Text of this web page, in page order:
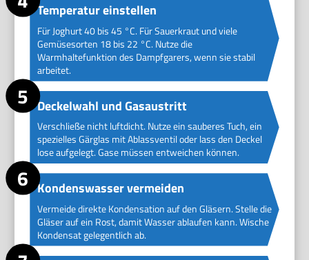
Temperatur einstellen
Für Joghurt 40 bis 45 °C. Für Sauerkraut und viele
Gemüsesorten 18 bis 22 °C. Nutze die
Warmhaltefunktion des Dampfgarers, wenn sie stabil
arbeitet.
Deckelwahl und Gasaustritt
Verschließe nicht luftdicht. Nutze ein sauberes Tuch, ein
spezielles Gärglas mit Ablassventil oder lass den Deckel
lose aufgelegt. Gase müssen entweichen können.
Kondenswasser vermeiden
Vermeide direkte Kondensation auf den Gläsern. Stelle die
Gläser auf ein Rost, damit Wasser ablaufen kann. Wische
Kondensat gelegentlich ab.